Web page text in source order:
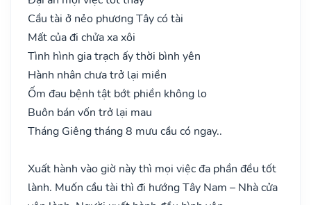
Cầu tài ở nẻo phương Tây có tài
Mất của đi chửa xa xôi
Tình hình gia trạch ấy thời bình yên
Hành nhân chưa trở lại miền
Ốm đau bệnh tật bớt phiền không lo
Buôn bán vốn trở lại mau
Tháng Giêng tháng 8 mưu cầu có ngay..
Xuất hành vào giờ này thì mọi việc đa phần đều tốt
lành. Muốn cầu tài thì đi hướng Tây Nam – Nhà cửa